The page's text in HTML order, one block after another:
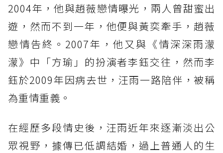
2004年，他與趙薇戀情曝光，兩人曾甜蜜出
遊，然而不到一年，他便與黃奕牽手，趙薇
戀情告終。2007年，他又與《情深深雨濛
濛》中「方瑜」的扮演者李鈺交往，然而李
鈺於2009年因病去世，汪雨一路陪伴，被稱
為重情重義。
在經歷多段情史後，汪雨近年來逐漸淡出公
眾視野，據傳已低調結婚，過上普通人的生